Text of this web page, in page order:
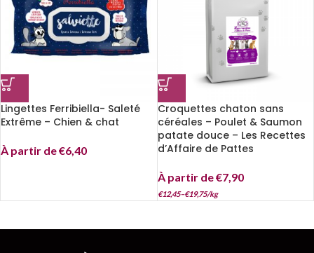
Lingettes Ferribiella- Saleté
Extrême – Chien & chat
À partir de€6,40
Croquettes chaton sans
céréales – Poulet & Saumon
patate douce – Les Recettes
d’Affaire de Pattes
À partir de€7,90
€12,45–€19,75/kg